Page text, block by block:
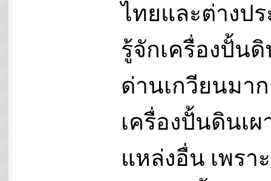
ไทยและต่างปร
รู้จักเครื่องปั้นดิ
ด่านเกวียนมา
เครื่องปั้นดินเผ
แหล่งอื่น เพราะ